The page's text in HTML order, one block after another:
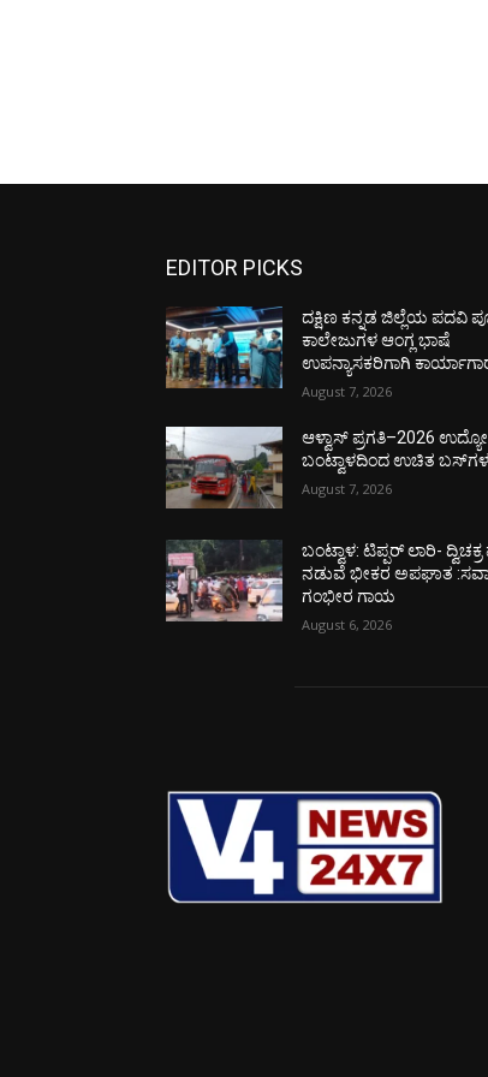
EDITOR PICKS
ದಕ್ಷಿಣ ಕನ್ನಡ ಜಿಲ್ಲೆಯ ಪದವಿ
ಕಾಲೇಜುಗಳ ಆಂಗ್ಲ ಭಾಷೆ
ಉಪನ್ಯಾಸಕರಿಗಾಗಿ
August 7, 2026
ಆಳ್ವಾಸ್ ಪ್ರಗತಿ–2026
ಬಂಟ್ವಾಳದಿಂದ ಉಚಿತ ಬಸ್‌ಗಳ
August 7, 2026
ಬಂಟ್ವಾಳ: ಟಿಪ್ಪರ್ ಲಾರಿ-
ನಡುವೆ ಭೀಕರ ಅಪಘಾತ
ಗಂಭೀರ ಗಾಯ
August 6, 2026